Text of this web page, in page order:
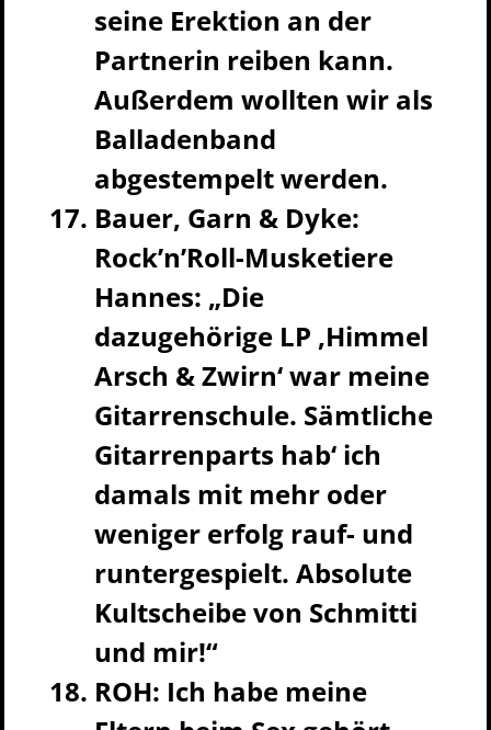
seine Erektion an der
Partnerin reiben kann.
Außerdem wollten wir als
Balladenband
abgestempelt werden.
Bauer, Garn & Dyke:
Rock’n’Roll-Musketiere
Hannes: „Die
dazugehörige LP ‚Himmel
Arsch & Zwirn‘ war meine
Gitarrenschule. Sämtliche
Gitarrenparts hab‘ ich
damals mit mehr oder
weniger erfolg rauf- und
runtergespielt. Absolute
Kultscheibe von Schmitti
und mir!“
ROH: Ich habe meine